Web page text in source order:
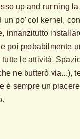
up and running la
un po' col kernel,
innanzitutto
poi probabilmente
le attività.
ne butterò via...),
è sempre un